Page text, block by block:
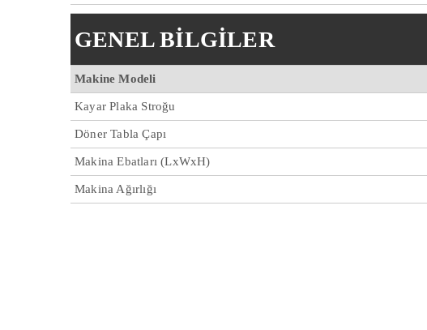
GENEL BİLGİLER
Makine Modeli
Kayar Plaka Stroğu
Döner Tabla Çapı
Makina Ebatları (LxWxH)
Makina Ağırlığı